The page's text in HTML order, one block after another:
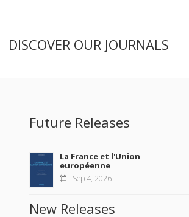
DISCOVER OUR JOURNALS
Future Releases
La France et l'Union
européenne
Sep 4, 2026
New Releases